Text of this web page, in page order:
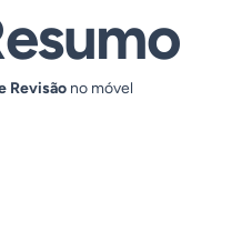
Revisão no móvel